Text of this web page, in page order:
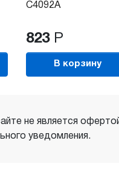
C4092A
823 Р
В корзину
не является
уведомления.